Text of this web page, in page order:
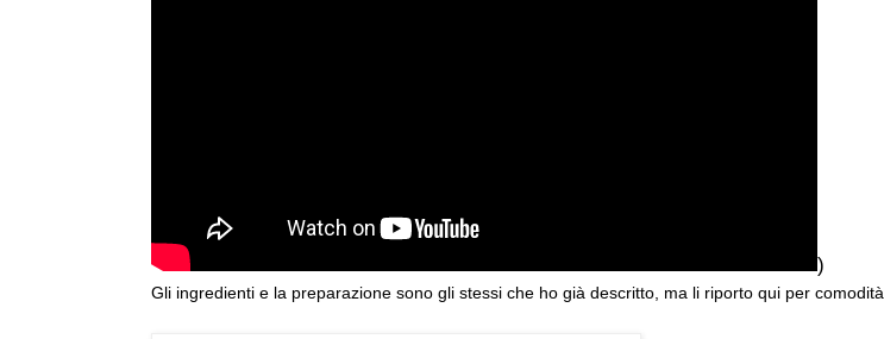
)
Gli ingredienti e la preparazione sono gli stessi che ho già descritto, ma li riporto qui per comodità.